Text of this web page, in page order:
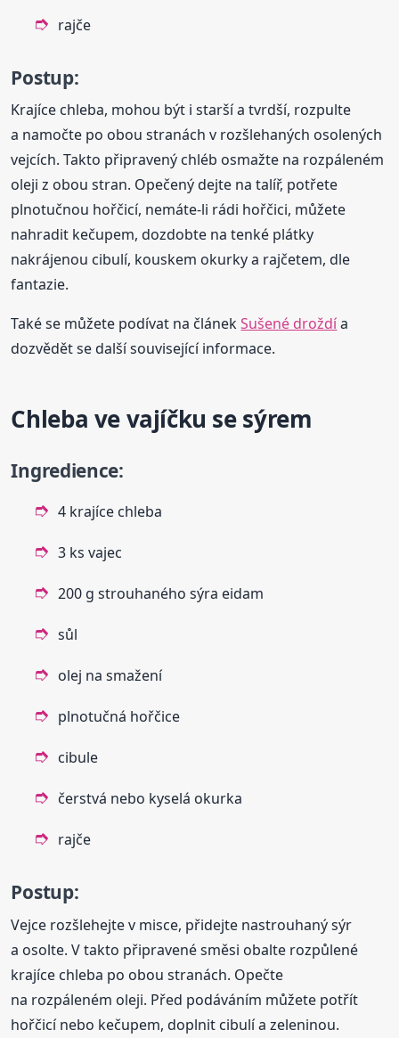
rajče
Postup:
Krajíce chleba, mohou být i starší a tvrdší, rozpulte
a namočte po obou stranách v rozšlehaných osolených
vejcích. Takto připravený chléb osmažte na rozpáleném
oleji z obou stran. Opečený dejte na talíř, potřete
plnotučnou hořčicí, nemáte-li rádi hořčici, můžete
nahradit kečupem, dozdobte na tenké plátky
nakrájenou cibulí, kouskem okurky a rajčetem, dle
fantazie.
Také se můžete podívat na článekSušené droždía
dozvědět se další související informace.
Chleba ve vajíčku se sýrem
Ingredience:
4 krajíce chleba
3 ks vajec
200 g strouhaného sýra eidam
sůl
olej na smažení
plnotučná hořčice
cibule
čerstvá nebo kyselá okurka
rajče
Postup:
Vejce rozšlehejte v misce, přidejte nastrouhaný sýr
a osolte. V takto připravené směsi obalte rozpůlené
krajíce chleba po obou stranách. Opečte
na rozpáleném oleji. Před podáváním můžete potřít
hořčicí nebo kečupem, doplnit cibulí a zeleninou.